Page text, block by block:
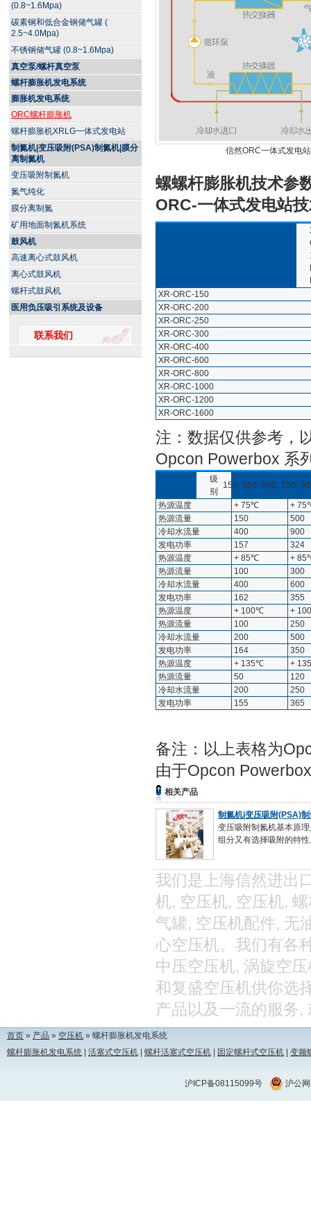
(0.8~1.6Mpa)
碳素钢和低合金钢储气罐 (
2.5~4.0Mpa)
不锈钢储气罐 (0.8~1.6Mpa)
真空泵/螺杆真空泵
螺杆膨胀机发电系统
膨胀机发电系统
ORC螺杆膨胀机
螺杆膨胀机XRLG一体式发电站
制氮机|变压吸附(PSA)制氮机|膜分
离制氮机
变压吸附制氮机
氮气纯化
膜分离制氮
矿用地面制氮机系统
鼓风机
高速离心式鼓风机
离心式鼓风机
螺杆式鼓风机
医用负压吸引系统及设备
联系我们
信然ORC一体式发电
螺螺杆膨胀机技术参
ORC-一体式发电站
XR-ORC-150
XR-ORC-200
XR-ORC-250
XR-ORC-300
XR-ORC-400
XR-ORC-600
XR-ORC-800
XR-ORC-1000
XR-ORC-1200
XR-ORC-1600
注：数据仅供参考，
Opcon Powerbox 系
级
别
150 350 550 750
热源温度 + 75℃
+
热源流量
150
500
冷却水流量
400
900
发电功率
157
324
热源温度
+ 85℃
+
热源流量
100
300
冷却水流量
400
600
发电功率
162
355
热源温度
+ 100℃
+
热源流量
100
250
冷却水流量
200
500
发电功率
164
350
热源温度
+ 135℃
+
热源流量
50
120
冷却水流量
200
250
发电功率
155 365
备注：以上表格为
由于Opcon
相关产品
制氮机|变压吸附(PSA)
变压吸附制氮机基本原
组分又有选择吸附的特
我们是上海信然进出
机, 空压机, 空压机,
气罐, 空压机配件, 无
心空压机。我们有各
中压空压机, 涡旋空
和复盛空压机供你选
产品以及一流的服务,
首页 » 产品 » 空压机 » 螺杆膨胀机发电系统
螺杆膨胀机发电系统 | 活塞式空压机 | 螺杆活塞式空压机 | 固定螺杆式空压机 | 变频
沪ICP备08115099号 沪公